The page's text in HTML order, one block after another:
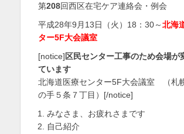
日
者
第208回西区在宅ケア連絡会・例会
平成28年9月13日（火）18：30～北海
ター5F大会議室
[notice]区民センター工事のため会場が
ています
北海道医療センター5F大会議室 （札
の手５条７丁目）[/notice]
みなさま、お疲れさまです
自己紹介